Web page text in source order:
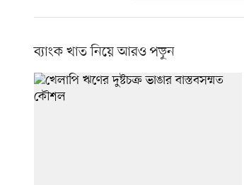
ব্যাংক খাত নিয়ে আরও পড়ুন